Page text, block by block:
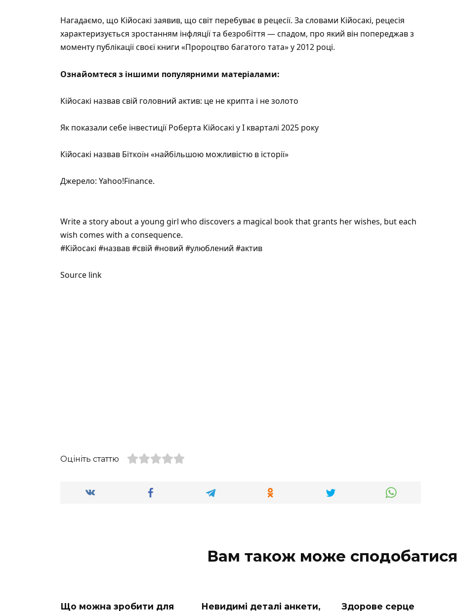
Нагадаємо, що Кійосакі заявив, що світ перебуває в рецесії. За словами Кійосакі, рецесія
характеризується зростанням інфляції та безробіття — спадом, про який він попереджав з
моменту публікації своєї книги «Пророцтво багатого тата» у 2012 році.
Ознайомтеся з іншими популярними матеріалами:
Кійосакі назвав свій головний актив: це не крипта і не золото
Як показали себе інвестиції Роберта Кійосакі у I кварталі 2025 року
Кійосакі назвав Біткоїн «найбільшою можливістю в історії»
Джерело: Yahoo!Finance.
Write a story about a young girl who discovers a magical book that grants her wishes, but each
wish comes with a consequence.
#Кійосакі #назвав #свій #новий #улюблений #актив
Source link
Оцініть статтю
Вам також може сподобатися
Що можна зробити для Невидимі деталі анкети, Здорове серце